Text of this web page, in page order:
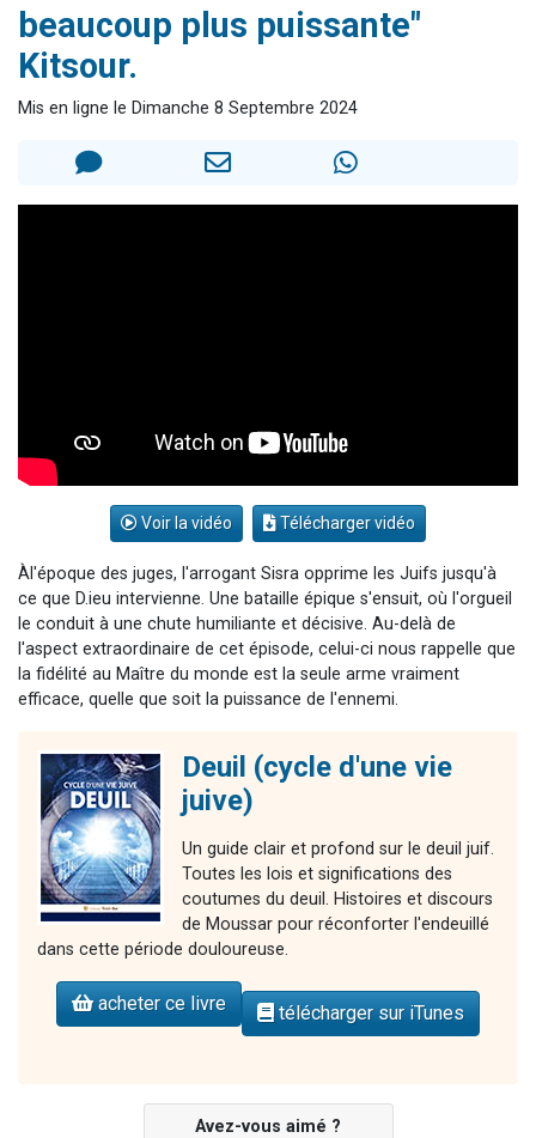
beaucoup plus puissante"
Kitsour.
Mis en ligne le Dimanche 8 Septembre 2024
Voir la vidéo Télécharger vidéo
Àl'époque des juges, l'arrogant Sisra opprime les Juifs jusqu'à
ce que D.ieu intervienne. Une bataille épique s'ensuit, où l'orgueil
le conduit à une chute humiliante et décisive. Au-delà de
l'aspect extraordinaire de cet épisode, celui-ci nous rappelle que
la fidélité au Maître du monde est la seule arme vraiment
efficace, quelle que soit la puissance de l'ennemi.
Deuil (cycle d'une vie
juive)
Un guide clair et profond sur le deuil juif.
Toutes les lois et significations des
coutumes du deuil. Histoires et discours
de Moussar pour réconforter l'endeuillé
dans cette période douloureuse.
acheter ce livre télécharger sur iTunes
Avez-vous aimé ?